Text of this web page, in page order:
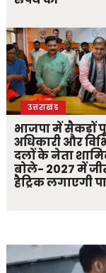
उत्तराखंड
भाजपा में सैकड़ों
अधिकारी और
दलों के नेता
बोले- 2027 में
हैट्रिक लगाएगी